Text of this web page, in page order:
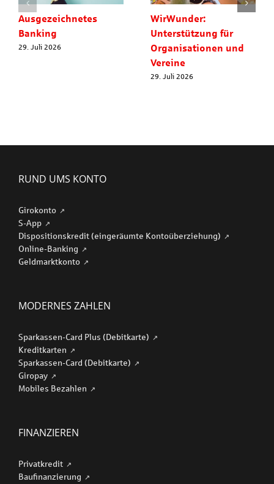
Ausgezeichnetes
Banking
29. Juli 2026
WirWunder:
Unterstützung für
Organisationen und
Vereine
29. Juli 2026
RUND UMS KONTO
Girokonto
S-App
Dispositionskredit (eingeräumte Kontoüberziehung)
Online-Banking
Geldmarktkonto
MODERNES ZAHLEN
Sparkassen-Card Plus (Debitkarte)
Kreditkarten
Sparkassen-Card (Debitkarte)
Giropay
Mobiles Bezahlen
FINANZIEREN
Privatkredit
Baufinanzierung